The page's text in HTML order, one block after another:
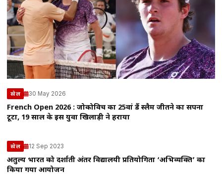
खेल 30 May 2026
French Open 2026 : जोकोविच का 25वां ग्रैंड स्लैम जीतने का सपना
टूटा, 19 साल के इस युवा खिलाड़ी ने हराया
खेल 12 Sep 2023
अतुल्य भारत को दर्शाती अंतर विद्यालयी प्रतियोगिता ‘अभिव्यक्ति’ का
किया गया आयोजन